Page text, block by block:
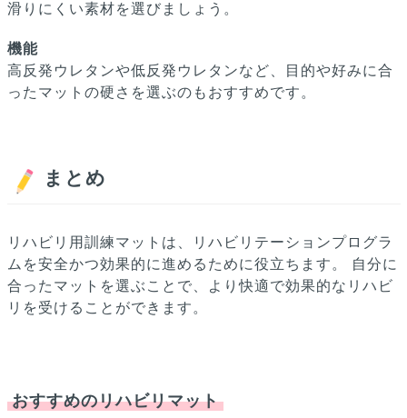
滑りにくい素材を選びましょう。
機能
高反発ウレタンや低反発ウレタンなど、目的や好みに合
ったマットの硬さを選ぶのもおすすめです。
まとめ
リハビリ用訓練マットは、リハビリテーションプログラ
ムを安全かつ効果的に進めるために役立ちます。
自分に
合ったマットを選ぶことで、より快適で効果的なリハビ
リを受けることができます。
おすすめのリハビリマット